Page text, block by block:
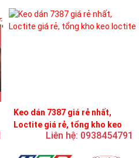
Keo dán 7387 giá rẻ nhất,
Loctite giá rẻ, tổng kho keo
Liên hệ: 0938454791